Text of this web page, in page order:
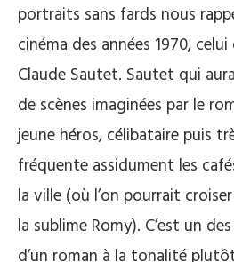
portraits sans fards nous
cinéma des années 1970,
Claude Sautet. Sautet qui
de scènes imaginées par le
jeune héros, célibataire puis
fréquente assidument les
la ville (où l’on pourrait
la sublime Romy). C’est un
d’un roman à la tonalité